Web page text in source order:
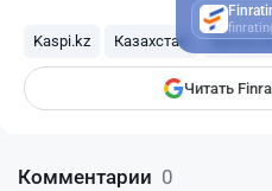
Kaspi.kz Казахстан Банки
Читать
Комментарии 0